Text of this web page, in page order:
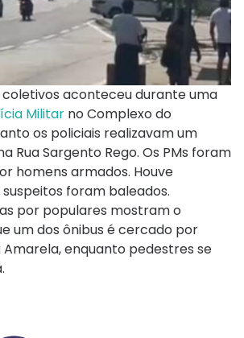
coletivos aconteceu durante uma
Militar no Complexo do
os policiais realizavam um
Rua Sargento Rego. Os PMs foram
homens armados. Houve
foram baleados.
por populares mostram o
um dos ônibus é cercado por
Amarela, enquanto pedestres se